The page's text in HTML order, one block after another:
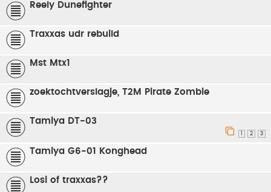
Reely Dunefighter
Traxxas udr rebuild
Mst Mtx1
zoektochtverslagje, T2M Pirate Zombie
Tamiya DT-03
2 3
Tamiya G6-01 Konghead
Losi of traxxas??